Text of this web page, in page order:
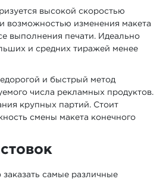
высокой скоростью
возможностью изменения макета
выполнения печати. Идеально
и средних тиражей менее
и быстрый метод
числа рекламных продуктов.
крупных партий. Стоит
смены макета конечного
самые различные